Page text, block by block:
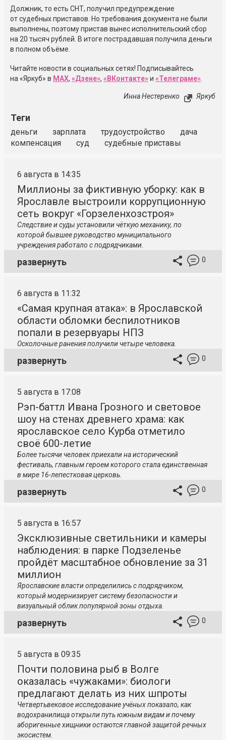
Должник, то есть СНТ, получил предупреждение
от судебных приставов. Но требования документа не были
выполнены, поэтому пристав вынес исполнительский сбор
на 20 тысяч рублей. В итоге пострадавшая получила деньги
в полном объёме.
Читайте новости в социальных сетях! Подписывайтесь
на «Яркуб» в MAX, «Дзене», «ВКонтакте»и «Телеграме».
Инна Нестеренко Яркуб
Теги
деньги зарплата трудоустройство
дача
компенсация
суд судебные приставы
6 августа в 14:35
Миллионы за фиктивную уборку: как в
Ярославле выстроили коррупционную
сеть вокруг «Горзеленхозстроя»
Следствие и суды установили чёткую механику, по
которой бывшее руководство муниципального
учреждения работало с подрядчиками.
развернуть 0
6 августа в 11:32
«Самая крупная атака»: в Ярославской
области обломки беспилотников
попали в резервуары НПЗ
Осколочные ранения получили четыре человека.
развернуть 0
5 августа в 17:08
Рэп-баттл Ивана Грозного и световое
шоу на стенах древнего храма: как
ярославское село Курба отметило
своё 600-летие
Более тысячи человек приехали на исторический
фестиваль, главным героем которого стала единственная
в мире 16-лепестковая церковь.
развернуть 0
5 августа в 16:57
Эксклюзивные светильники и камеры
наблюдения: в парке Подзеленье
пройдёт масштабное обновление за 31
миллион
Ярославские власти определились с подрядчиком,
который модернизирует систему безопасности и
визуальный облик популярной зоны отдыха.
развернуть 0
5 августа в 09:35
Почти половина рыб в Волге
оказалась «чужаками»: биологи
предлагают делать из них шпроты
Четвертьвековое исследование учёных показало, как
водохранилища открыли путь южным видам и почему
аборигенные хищники остаются главной защитой речных
экосистем.